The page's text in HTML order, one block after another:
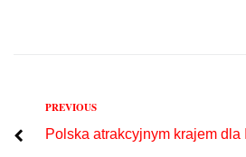
Nawigacja
wpisu
Previous
PREVIOUS
Polska atrakcyjnym krajem dla